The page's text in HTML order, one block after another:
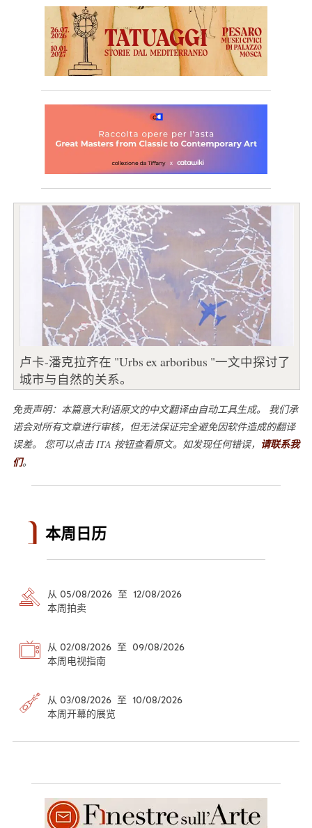
卢卡-潘克拉齐在 "Urbs ex arboribus "一文中探讨了
城市与自然的关系。
免责声明：本篇意大利语原文的中文翻译由自动工具生成。 我们承
诺会对所有文章进行审核，但无法保证完全避免因软件造成的翻译
误差。 您可以点击 ITA 按钮查看原文。如发现任何错误， 请联系我
们。
本周日历
从 05/08/2026 至 12/08/2026
本周拍卖
从 02/08/2026 至 09/08/2026
本周电视指南
从 03/08/2026 至 10/08/2026
本周开幕的展览